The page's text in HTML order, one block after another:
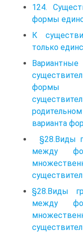
124.
формы
К
только
формы
варианта
§28.Виды
между
§28.Виды
между